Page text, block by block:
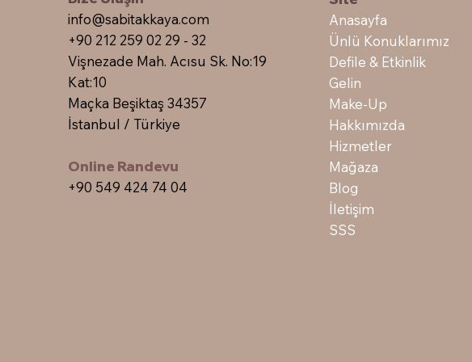
info@sabitakkaya.com
+90 212 259 02 29 - 32
Vişnezade Mah. Acısu Sk. No:19
Kat:10
Maçka Beşiktaş 34357
İstanbul / Türkiye
Online Randevu
+90 549 424 74 04
Anasayfa
Ünlü Konuklarımız
Defile & Etkinlik
Gelin
Make-Up
Hakkımızda
Hizmetler
Mağaza
Blog
İletişim
SSS